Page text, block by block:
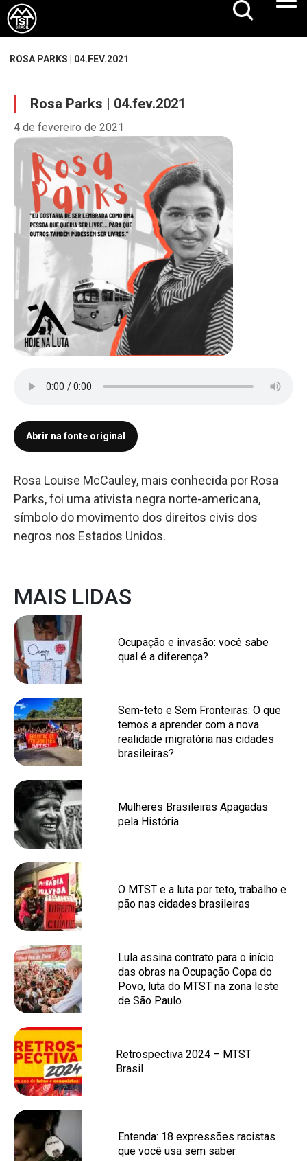
ROSA PARKS | 04.FEV.2021
Rosa Parks | 04.fev.2021
4 de fevereiro de 2021
Abrir na fonte original
Rosa Louise McCauley, mais conhecida por Rosa
Parks, foi uma ativista negra norte-americana,
símbolo do movimento dos direitos civis dos
negros nos Estados Unidos.
MAIS LIDAS
Ocupação e invasão: você sabe
qual é a diferença?
Sem-teto e Sem Fronteiras: O que
temos a aprender com a nova
realidade migratória nas cidades
brasileiras?
Mulheres Brasileiras Apagadas
pela História
O MTST e a luta por teto, trabalho e
pão nas cidades brasileiras
Lula assina contrato para o início
das obras na Ocupação Copa do
Povo, luta do MTST na zona leste
de São Paulo
Retrospectiva 2024 – MTST
Brasil
Entenda: 18 expressões racistas
que você usa sem saber